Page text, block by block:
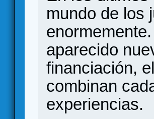
mundo de los
aparecido
financiación,
combinan
experiencias.